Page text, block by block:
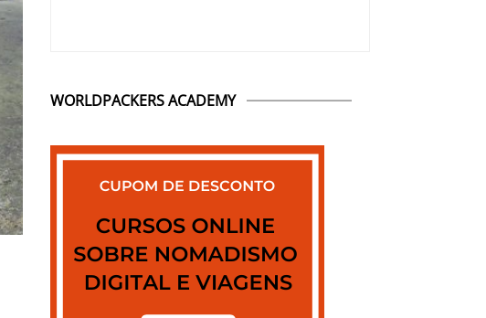
WORLDPACKERS ACADEMY